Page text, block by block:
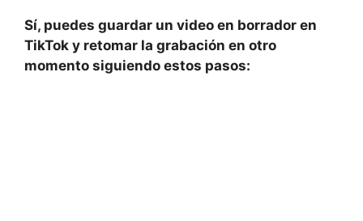
Sí, puedes guardar un video en borrador en
TikTok y retomar la grabación⁤ en‌ otro
momento siguiendo estos ​pasos: